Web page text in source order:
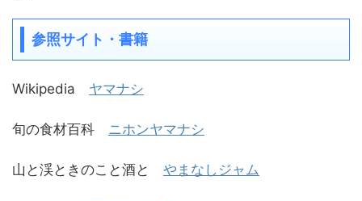
参照サイト・書籍
Wikipedia ヤマナシ
旬の食材百科 ニホンヤマナシ
山と渓ときのこと酒と やまなしジャム